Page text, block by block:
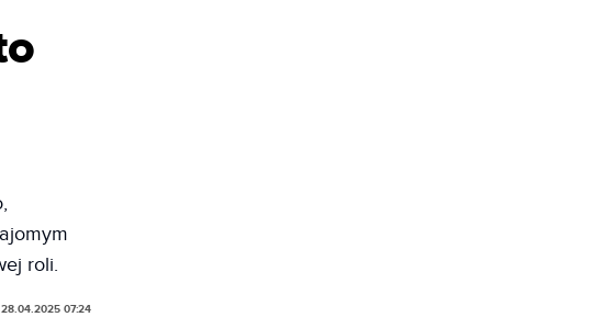
roli.
28.04.2025 07:24